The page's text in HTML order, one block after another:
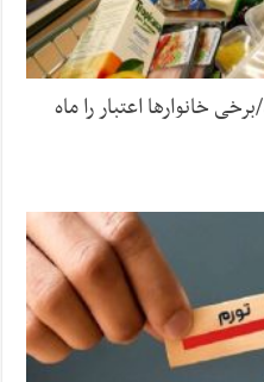
خانوارها اعتبار را ماه